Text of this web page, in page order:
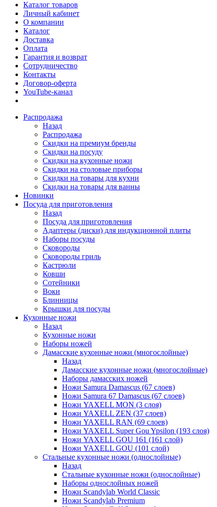
Каталог товаров
Личный кабинет
О компании
Каталог
Доставка
Оплата
Гарантия и возврат
Сотрудничество
Контакты
Договор-оферта
YouTube-канал
Распродажа
Назад
Распродажа
Скидки на премиум бренды
Скидки на посуду
Скидки на кухонные ножи
Скидки на столовые приборы
Скидки на товары для кухни
Скидки на товары для ванны
Новинки
Посуда для приготовления
Назад
Посуда для приготовления
Адаптеры (диски) для индукционной плиты
Наборы посуды
Сковороды
Сковороды гриль
Кастрюли
Ковши
Сотейники
Воки
Блинницы
Крышки для посуды
Кухонные ножи
Назад
Кухонные ножи
Наборы ножей
Дамасские кухонные ножи (многослойные)
Назад
Дамасские кухонные ножи (многослойные)
Наборы дамасских ножей
Ножи Samura Damascus (67 слоев)
Ножи Samura 67 Damascus (67 слоев)
Ножи YAXELL MON (3 слоя)
Ножи YAXELL ZEN (37 слоев)
Ножи YAXELL RAN (69 слоев)
Ножи YAXELL Super Gou Ypsilon (193 слоя)
Ножи YAXELL GOU 161 (161 слой)
Ножи YAXELL GOU (101 слой)
Стальные кухонные ножи (однослойные)
Назад
Стальные кухонные ножи (однослойные)
Наборы однослойных ножей
Ножи Scandylab World Classic
Ножи Scandylab Premium